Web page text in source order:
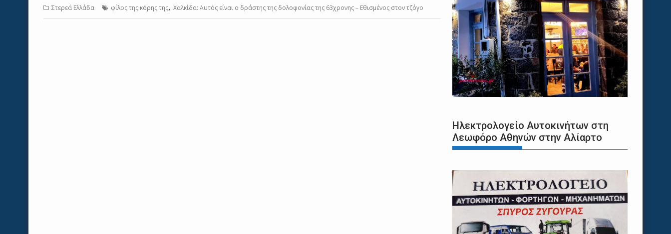
Στερεά Ελλάδα φίλος της κόρης της, Χαλκίδα: Αυτός είναι ο δράστης της δολοφονίας της 63χρονης – Εθισμένος στον τζόγο
Ηλεκτρολογείο Αυτοκινήτων στη
Λεωφόρο Αθηνών στην Αλίαρτο